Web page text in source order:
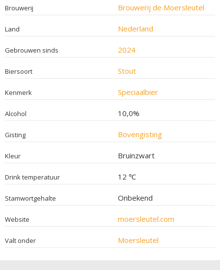
Brouwerij Brouwerij de Moersleutel
Land Nederland
Gebrouwen sinds 2024
Biersoort Stout
Kenmerk Speciaalbier
Alcohol 10,0%
Gisting Bovengisting
Kleur Bruinzwart
Drink temperatuur 12 ℃
Stamwortgehalte Onbekend
Website moersleutel.com
Valt onder Moersleutel